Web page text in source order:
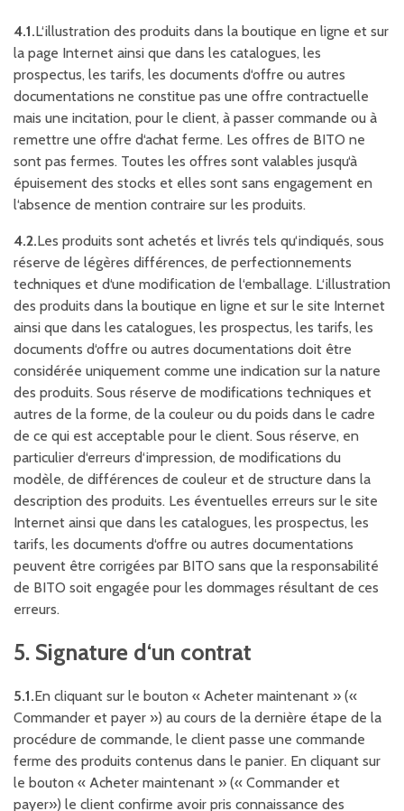
4.1.L‘illustration des produits dans la boutique en ligne et sur
la page Internet ainsi que dans les catalogues, les
prospectus, les tarifs, les documents d‘offre ou autres
documentations ne constitue pas une offre contractuelle
mais une incitation, pour le client, à passer commande ou à
remettre une offre d‘achat ferme. Les offres de BITO ne
sont pas fermes. Toutes les offres sont valables jusqu‘à
épuisement des stocks et elles sont sans engagement en
l‘absence de mention contraire sur les produits.
4.2.Les produits sont achetés et livrés tels qu‘indiqués, sous
réserve de légères différences, de perfectionnements
techniques et d‘une modification de l‘emballage. L‘illustration
des produits dans la boutique en ligne et sur le site Internet
ainsi que dans les catalogues, les prospectus, les tarifs, les
documents d‘offre ou autres documentations doit être
considérée uniquement comme une indication sur la nature
des produits. Sous réserve de modifications techniques et
autres de la forme, de la couleur ou du poids dans le cadre
de ce qui est acceptable pour le client. Sous réserve, en
particulier d‘erreurs d‘impression, de modifications du
modèle, de différences de couleur et de structure dans la
description des produits. Les éventuelles erreurs sur le site
Internet ainsi que dans les catalogues, les prospectus, les
tarifs, les documents d‘offre ou autres documentations
peuvent être corrigées par BITO sans que la responsabilité
de BITO soit engagée pour les dommages résultant de ces
erreurs.
5. Signature d‘un contrat
5.1.En cliquant sur le bouton « Acheter maintenant » («
Commander et payer ») au cours de la dernière étape de la
procédure de commande, le client passe une commande
ferme des produits contenus dans le panier. En cliquant sur
le bouton « Acheter maintenant » (« Commander et
payer») le client confirme avoir pris connaissance des